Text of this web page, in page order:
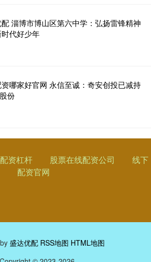
淄博市博山区第六中学：弘扬雷锋精神
代好少年
哪家好官网 永信至诚：奇安创投已减持
份
资杠杆 股票在线配资公司
线下
配资官网
盛达优配 RSS地图 HTML地图